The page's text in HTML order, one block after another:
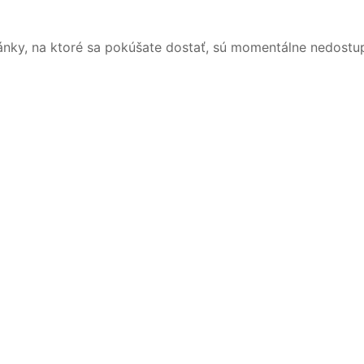
na ktoré sa pokúšate dostať, sú momentálne